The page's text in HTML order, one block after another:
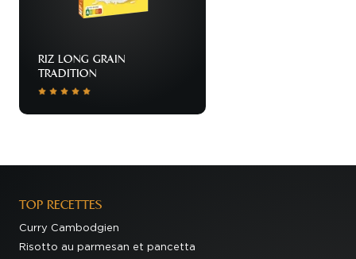
RIZ LONG GRAIN
TRADITION
TOP RECETTES
Curry Cambodgien
Risotto au parmesan et pancetta